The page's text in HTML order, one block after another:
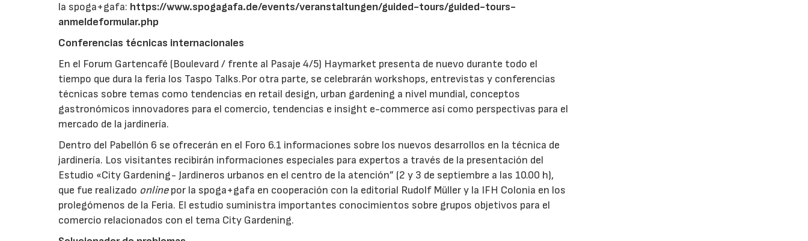
la spoga+gafa: https://www.spogagafa.de/events/veranstaltungen/guided-tours/guided-tours-
anmeldeformular.php
Conferencias técnicas internacionales
En el Forum Gartencafé (Boulevard / frente al Pasaje 4/5) Haymarket presenta de nuevo durante todo el
tiempo que dura la feria los Taspo Talks.Por otra parte, se celebrarán workshops, entrevistas y conferencias
técnicas sobre temas como tendencias en retail design, urban gardening a nivel mundial, conceptos
gastronómicos innovadores para el comercio, tendencias e insight e-commerce así como perspectivas para el
mercado de la jardinería.
Dentro del Pabellón 6 se ofrecerán en el Foro 6.1 informaciones sobre los nuevos desarrollos en la técnica de
jardinería. Los visitantes recibirán informaciones especiales para expertos a través de la presentación del
Estudio «City Gardening- Jardineros urbanos en el centro de la atención” (2 y 3 de septiembre a las 10.00 h),
que fue realizado onlinepor la spoga+gafa en cooperación con la editorial Rudolf Müller y la IFH Colonia en los
prolegómenos de la Feria. El estudio suministra importantes conocimientos sobre grupos objetivos para el
comercio relacionados con el tema City Gardening.